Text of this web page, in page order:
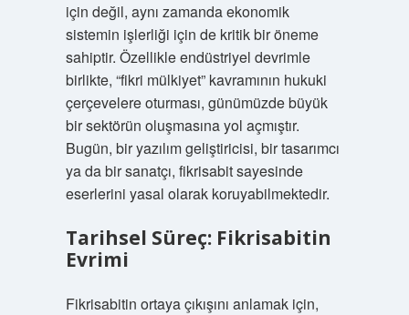
için değil, aynı zamanda ekonomik
sistemin işlerliği için de kritik bir öneme
sahiptir. Özellikle endüstriyel devrimle
birlikte, “fikri mülkiyet” kavramının hukuki
çerçevelere oturması, günümüzde büyük
bir sektörün oluşmasına yol açmıştır.
Bugün, bir yazılım geliştiricisi, bir tasarımcı
ya da bir sanatçı, fikrisabit sayesinde
eserlerini yasal olarak koruyabilmektedir.
Tarihsel Süreç: Fikrisabitin
Evrimi
Fikrisabitin ortaya çıkışını anlamak için,